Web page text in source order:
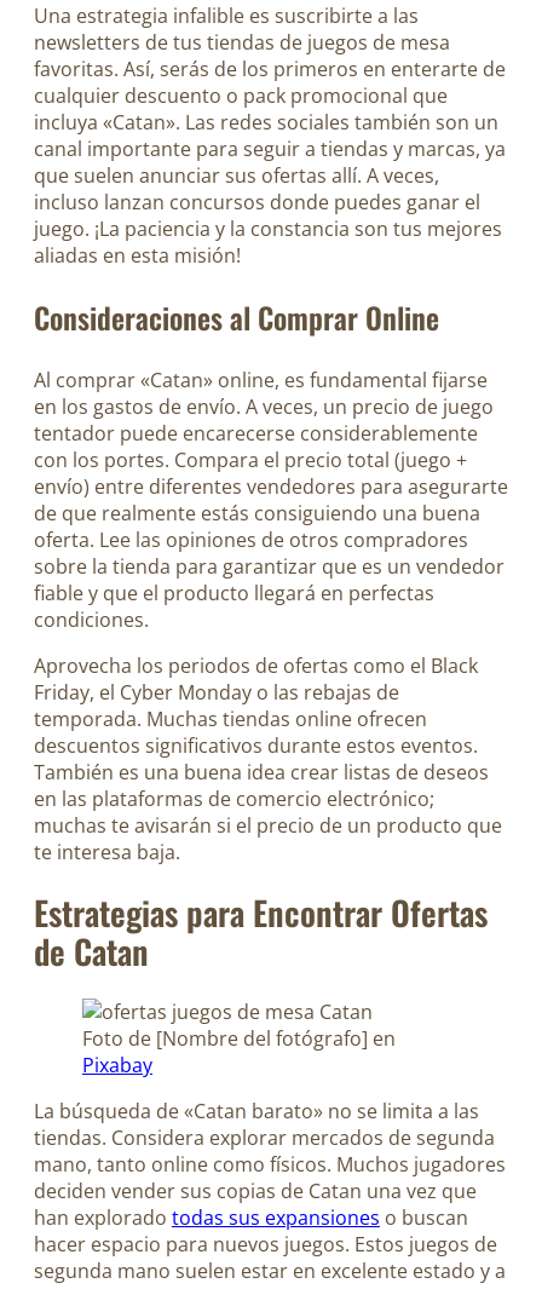
Una estrategia infalible es suscribirte a las
newsletters de tus tiendas de juegos de mesa
favoritas. Así, serás de los primeros en enterarte de
cualquier descuento o pack promocional que
incluya «Catan». Las redes sociales también son un
canal importante para seguir a tiendas y marcas, ya
que suelen anunciar sus ofertas allí. A veces,
incluso lanzan concursos donde puedes ganar el
juego. ¡La paciencia y la constancia son tus mejores
aliadas en esta misión!
Consideraciones al Comprar Online
Al comprar «Catan» online, es fundamental fijarse
en los gastos de envío. A veces, un precio de juego
tentador puede encarecerse considerablemente
con los portes. Compara el precio total (juego +
envío) entre diferentes vendedores para asegurarte
de que realmente estás consiguiendo una buena
oferta. Lee las opiniones de otros compradores
sobre la tienda para garantizar que es un vendedor
fiable y que el producto llegará en perfectas
condiciones.
Aprovecha los periodos de ofertas como el Black
Friday, el Cyber Monday o las rebajas de
temporada. Muchas tiendas online ofrecen
descuentos significativos durante estos eventos.
También es una buena idea crear listas de deseos
en las plataformas de comercio electrónico;
muchas te avisarán si el precio de un producto que
te interesa baja.
Estrategias para Encontrar Ofertas
de Catan
Foto de [Nombre del fotógrafo] en
Pixabay
La búsqueda de «Catan barato» no se limita a las
tiendas. Considera explorar mercados de segunda
mano, tanto online como físicos. Muchos jugadores
deciden vender sus copias de Catan una vez que
han explorado todas sus expansiones o buscan
hacer espacio para nuevos juegos. Estos juegos de
segunda mano suelen estar en excelente estado y a